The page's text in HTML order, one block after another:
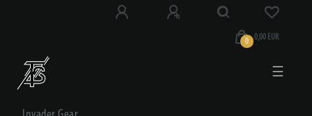
0 0,00 EUR
☰